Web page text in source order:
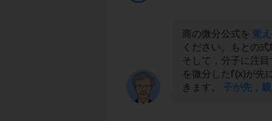
商の微分公式を 覚
ください。もとの
そして，分子に注
を微分したf'(x)が先
きます。
子が先，